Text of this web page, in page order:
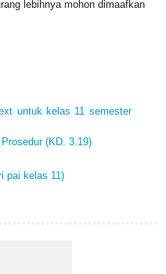
lebihnya mohon dimaafkan
untuk kelas 11 semester
(KD. 3.19)
pai kelas 11)